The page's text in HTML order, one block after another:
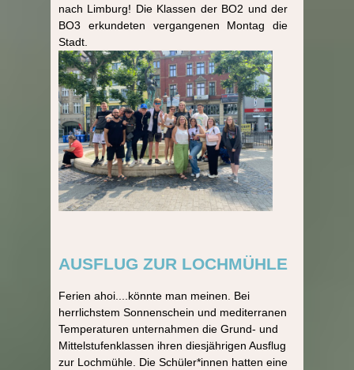
nach Limburg! Die Klassen der BO2 und der
BO3 erkundeten vergangenen Montag die
Stadt.
AUSFLUG ZUR LOCHMÜHLE
Ferien ahoi....könnte man meinen. Bei
herrlichstem Sonnenschein und mediterranen
Temperaturen unternahmen die Grund- und
Mittelstufenklassen ihren diesjährigen Ausflug
zur Lochmühle. Die Schüler*innen hatten eine